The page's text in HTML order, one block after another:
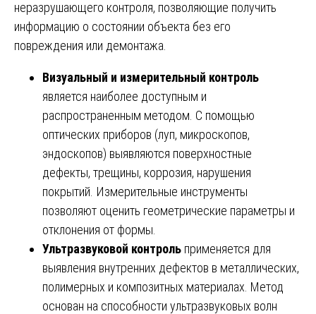
неразрушающего контроля, позволяющие получить
информацию о состоянии объекта без его
повреждения или демонтажа.
Визуальный и измерительный контроль
является наиболее доступным и
распространенным методом. С помощью
оптических приборов (луп, микроскопов,
эндоскопов) выявляются поверхностные
дефекты, трещины, коррозия, нарушения
покрытий. Измерительные инструменты
позволяют оценить геометрические параметры и
отклонения от формы.
Ультразвуковой контроль применяется для
выявления внутренних дефектов в металлических,
полимерных и композитных материалах. Метод
основан на способности ультразвуковых волн